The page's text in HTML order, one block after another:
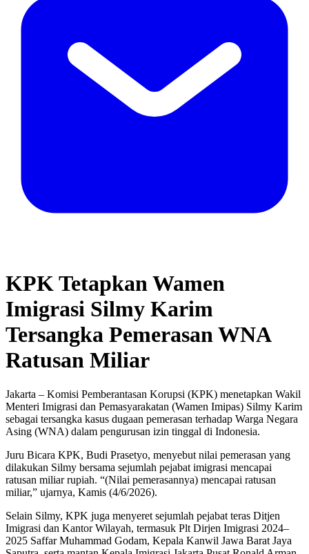
KPK Tetapkan Wamen
Imigrasi Silmy Karim
Tersangka Pemerasan WNA
Ratusan Miliar
Jakarta – Komisi Pemberantasan Korupsi (KPK) menetapkan Wakil
Menteri Imigrasi dan Pemasyarakatan (Wamen Imipas) Silmy Karim
sebagai tersangka kasus dugaan pemerasan terhadap Warga Negara
Asing (WNA) dalam pengurusan izin tinggal di Indonesia.
Juru Bicara KPK, Budi Prasetyo, menyebut nilai pemerasan yang
dilakukan Silmy bersama sejumlah pejabat imigrasi mencapai
ratusan miliar rupiah. “(Nilai pemerasannya) mencapai ratusan
miliar,” ujarnya, Kamis (4/6/2026).
Selain Silmy, KPK juga menyeret sejumlah pejabat teras Ditjen
Imigrasi dan Kantor Wilayah, termasuk Plt Dirjen Imigrasi 2024–
2025 Saffar Muhammad Godam, Kepala Kanwil Jawa Barat Jaya